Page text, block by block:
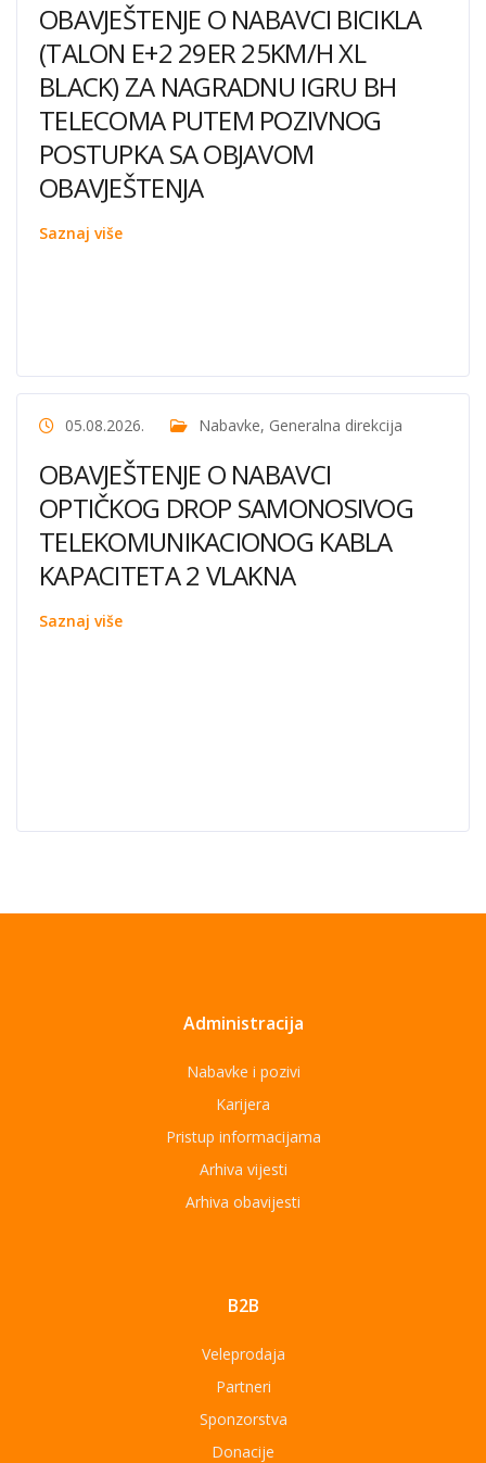
OBAVJEŠTENJE O NABAVCI BICIKLA
(TALON E+2 29ER 25KM/H XL
BLACK) ZA NAGRADNU IGRU BH
TELECOMA PUTEM POZIVNOG
POSTUPKA SA OBJAVOM
OBAVJEŠTENJA
Saznaj više
05.08.2026. Nabavke, Generalna direkcija
OBAVJEŠTENJE O NABAVCI
OPTIČKOG DROP SAMONOSIVOG
TELEKOMUNIKACIONOG KABLA
KAPACITETA 2 VLAKNA
Saznaj više
Administracija
Nabavke i pozivi
Karijera
Pristup informacijama
Arhiva vijesti
Arhiva obavijesti
B2B
Veleprodaja
Partneri
Sponzorstva
Donacije